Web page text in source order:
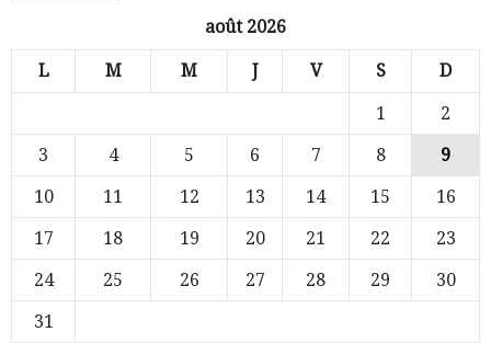
août 2026
L M M J V S D
1
2
3
4 5 6 7 8
9
10
11 12 13 14 15
16
17
18 19 20 21 22
23
24
25 26 27 28 29
30
31